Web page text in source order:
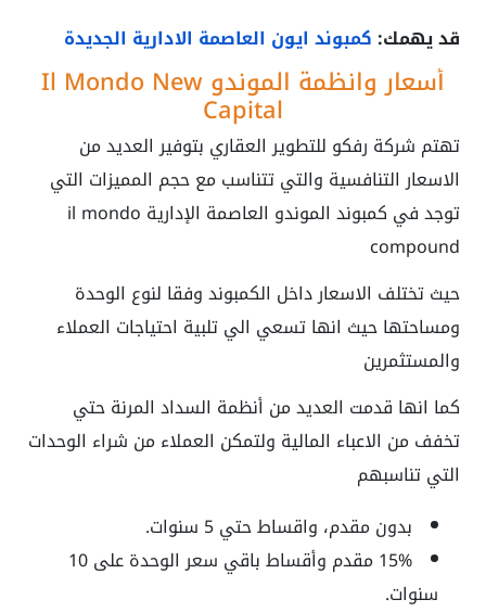
قد يهمك: كمبوند ايون العاصمة الادارية الجديدة
أسعار وانظمة الموندو Il Mondo New
Capital
تهتم شركة رفكو للتطوير العقاري بتوفير العديد من
الاسعار التنافسية والتي تتناسب مع حجم المميزات التي
توجد في كمبوند الموندو العاصمة الإدارية il mondo
compound
حيث تختلف الاسعار داخل الكمبوند وفقا لنوع الوحدة
ومساحتها حيث انها تسعي الي تلبية احتياجات العملاء
والمستثمرين
كما انها قدمت العديد من أنظمة السداد المرنة حتي
تخفف من الاعباء المالية ولتمكن العملاء من شراء الوحدات
التي تناسبهم
بدون مقدم، واقساط حتي 5 سنوات.
15% مقدم وأقساط باقي سعر الوحدة على 10
سنوات.